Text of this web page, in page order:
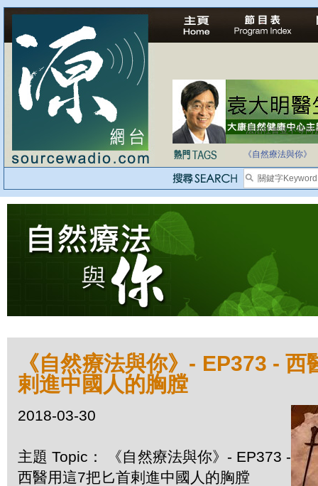
法治社會並不等同
《自然療法與你》
《自然療法與你》- EP373 -
剌進中國人的胸膛
2018-03-30
主題 Topic： 《自然療法與你》- EP373 -
西醫用這7把匕首剌進中國人的胸膛